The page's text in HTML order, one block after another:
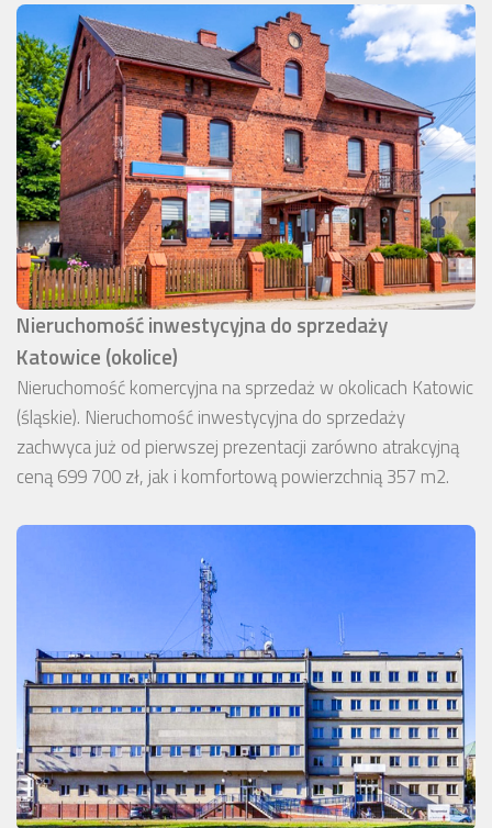
Nieruchomość inwestycyjna do sprzedaży
Katowice (okolice)
Nieruchomość komercyjna na sprzedaż w okolicach Katowic
(śląskie). Nieruchomość inwestycyjna do sprzedaży
zachwyca już od pierwszej prezentacji zarówno atrakcyjną
ceną 699 700 zł, jak i komfortową powierzchnią 357 m2.